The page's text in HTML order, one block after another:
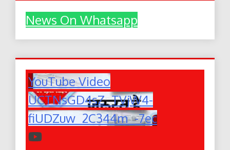
News On Whatsapp
YouTube Video
UCTNsGD4sZ_TVjW4-
fiUDZuw_2C344m_-7ec